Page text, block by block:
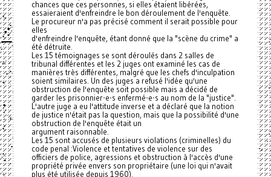
chances que ces personnes, si elles étaient libérées,
essaieraient d'enfreindre le bon déroulement de l'enquête.
Le procureur n'a pas précisé comment il serait possible pour
elles
d'enfreindre l'enquête, étant donné que la "scène du crime" a
été détruite.
Les 15 témoignages se sont déroulés dans 2 salles de
tribunal différentes et les 2 juges ont examiné les cas de
manières très différentes, malgré que les chefs d'inculpation
soient similaires. Un des juges a refusé l'idée qu'une
obstruction de l'enquête soit possible mais a décidé de
garder les prisonnier-e-s enfermé-e-s au nom de la "justice".
L'autre juge a eu l'attitude inverse et a déclaré que la notion
de justice n'était pas la question, mais que la possibilité d'une
obstruction de l'enquête était un
argument raisonnable.
Les 15 sont accusés de plusieurs violations (criminelles) du
code penal :Violence et tentatives de violence sur des
officiers de police, agressions et obstruction à l'accès d'une
propriété privée envers son propriétaire (une loi qui n'avait
plus été utilisée depuis 1960).